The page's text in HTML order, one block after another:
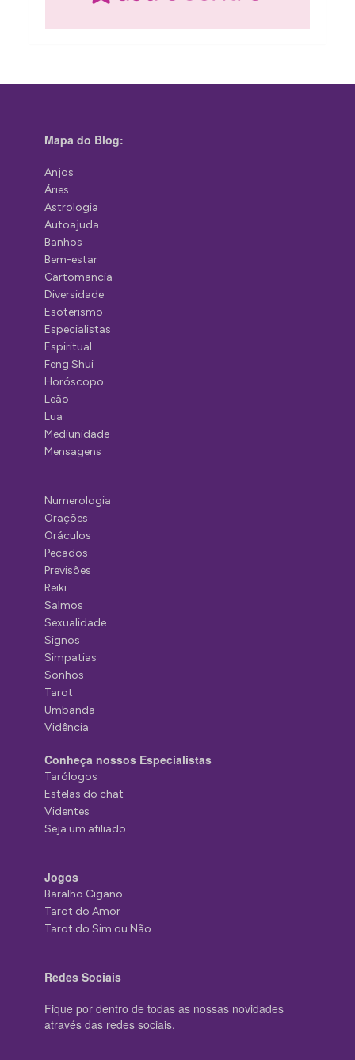
Mapa do Blog:
Anjos
Áries
Astrologia
Autoajuda
Banhos
Bem-estar
Cartomancia
Diversidade
Esoterismo
Especialistas
Espiritual
Feng Shui
Horóscopo
Leão
Lua
Mediunidade
Mensagens
Numerologia
Orações
Oráculos
Pecados
Previsões
Reiki
Salmos
Sexualidade
Signos
Simpatias
Sonhos
Tarot
Umbanda
Vidência
Conheça nossos Especialistas
Tarólogos
Estelas do chat
Videntes
Seja um afiliado
Jogos
Baralho Cigano
Tarot do Amor
Tarot do Sim ou Não
Redes Sociais
Fique por dentro de todas as nossas novidades
através das redes sociais.